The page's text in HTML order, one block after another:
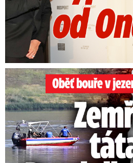
Oběť bouře v jezeru Most: Zemřel